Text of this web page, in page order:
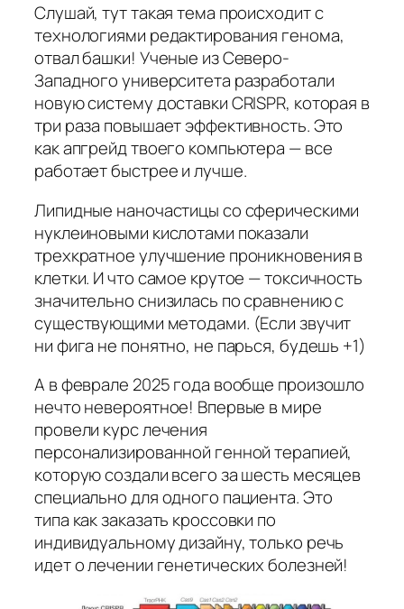
Слушай, тут такая тема происходит с
технологиями редактирования генома,
отвал башки! Ученые из Северо-
Западного университета разработали
новую систему доставки CRISPR, которая в
три раза повышает эффективность. Это
как апгрейд твоего компьютера — все
работает быстрее и лучше.
Липидные наночастицы со сферическими
нуклеиновыми кислотами показали
трехкратное улучшение проникновения в
клетки. И что самое крутое — токсичность
значительно снизилась по сравнению с
существующими методами. (Если звучит
ни фига не понятно, не парься, будешь +1)
А в феврале 2025 года вообще произошло
нечто невероятное! Впервые в мире
провели курс лечения
персонализированной генной терапией,
которую создали всего за шесть месяцев
специально для одного пациента. Это
типа как заказать кроссовки по
индивидуальному дизайну, только речь
идет о лечении генетических болезней!